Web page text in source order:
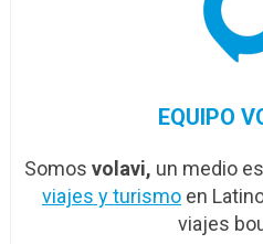
EQUIPO
Somosvolavi, un medio
viajes y turismoen
viajes